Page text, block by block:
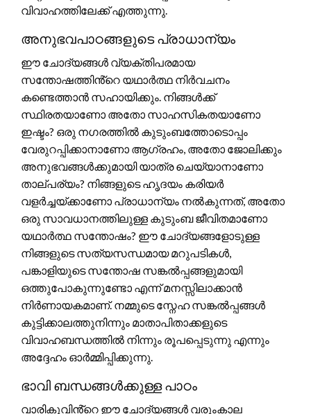
വിവാഹത്തിലേക്ക് എത്തുന്നു.
അനുഭവപാഠങ്ങളുടെ പ്രാധാന്യം
ഈ ചോദ്യങ്ങൾ വ്യക്തിപരമായ
സന്തോഷത്തിൻ്റെ യഥാർത്ഥ നിർവചനം
കണ്ടെത്താൻ സഹായിക്കും. നിങ്ങൾക്ക്
സ്ഥിരതയാണോ അതോ സാഹസികതയാണോ
ഇഷ്ടം? ഒരു നഗരത്തിൽ കുടുംബത്തോടൊപ്പം
വേരുറപ്പിക്കാനാണോ ആഗ്രഹം, അതോ ജോലിക്കും
അനുഭവങ്ങൾക്കുമായി യാത്ര ചെയ്യാനാണോ
താല്പര്യം? നിങ്ങളുടെ ഹൃദയം കരിയർ
വളർച്ചയ്ക്കാണോ പ്രാധാന്യം നൽകുന്നത്, അതോ
ഒരു സാവധാനത്തിലുള്ള കുടുംബ ജീവിതമാണോ
യഥാർത്ഥ സന്തോഷം? ഈ ചോദ്യങ്ങളോടുള്ള
നിങ്ങളുടെ സത്യസന്ധമായ മറുപടികൾ,
പങ്കാളിയുടെ സന്തോഷ സങ്കൽപ്പങ്ങളുമായി
ഒത്തുപോകുന്നുണ്ടോ എന്ന് മനസ്സിലാക്കാൻ
നിർണായകമാണ്. നമ്മുടെ സ്നേഹ സങ്കൽപ്പങ്ങൾ
കുട്ടിക്കാലത്തുനിന്നും മാതാപിതാക്കളുടെ
വിവാഹബന്ധത്തിൽ നിന്നും രൂപപ്പെടുന്നു എന്നും
അദ്ദേഹം ഓർമ്മിപ്പിക്കുന്നു.
ഭാവി ബന്ധങ്ങൾക്കുള്ള പാഠം
വാരികൂവിൻ്റെ ഈ ചോദ്യങ്ങൾ വരുംകാല